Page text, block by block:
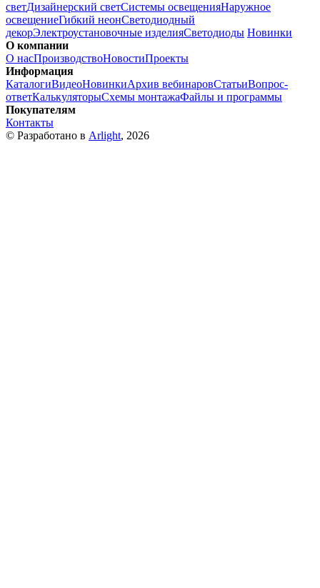
светДизайнерский светСистемы освещенияНаружное
освещениеГибкий неонСветодиодный
декорЭлектроустановочные изделияСветодиоды Новинки
О компании
О насПроизводствоНовостиПроекты
Информация
КаталогиВидеоНовинкиАрхив вебинаровСтатьиВопрос-
ответКалькуляторыСхемы монтажаФайлы и программы
Покупателям
Контакты
© Разработано в Arlight, 2026